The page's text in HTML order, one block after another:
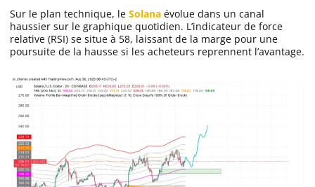
Sur le plan technique, le Solana évolue dans un canal
haussier sur le graphique quotidien. L’indicateur de force
relative (RSI) se situe à 58, laissant de la marge pour une
poursuite de la hausse si les acheteurs reprennent l’avantage.